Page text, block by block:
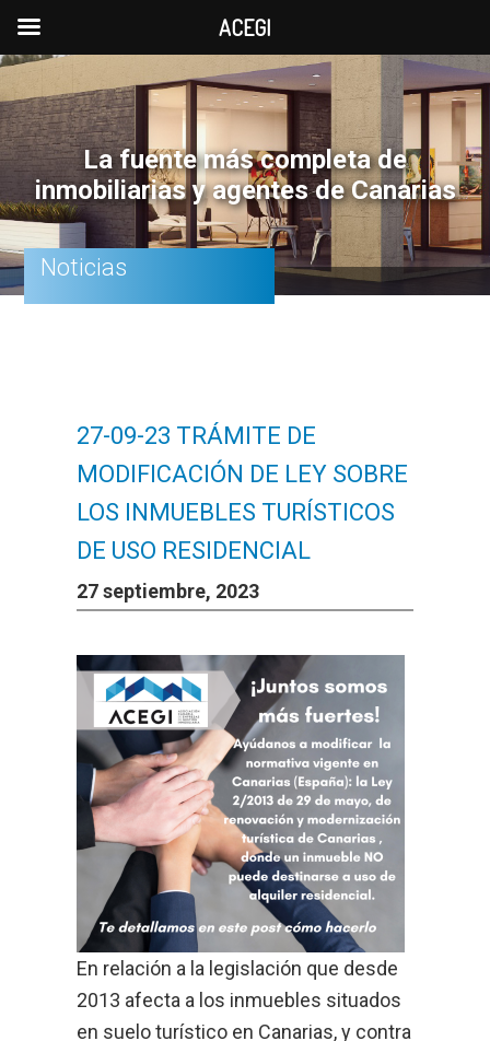
Saltar
a
la
navegación
principal
Saltar
al
contenido
principal
Saltar
a
la
barra
lateral
principal
La fuente más completa de
inmobiliarias y agentes de Canarias
Noticias
27-09-23 TRÁMITE DE
MODIFICACIÓN DE LEY SOBRE
LOS INMUEBLES TURÍSTICOS
DE USO RESIDENCIAL
27 septiembre, 2023
En relación a la legislación que desde
2013 afecta a los inmuebles situados
en suelo turístico en Canarias, y contra
ACEGI